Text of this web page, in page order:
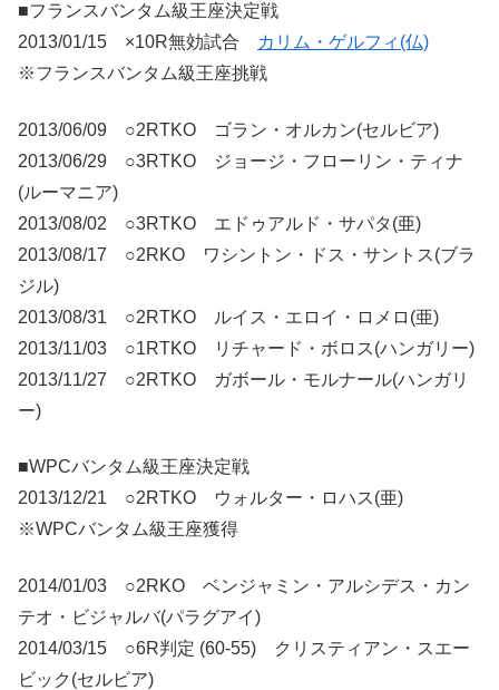
■フランスバンタム級王座決定戦
2013/01/15 ×10R無効試合
カリム・ゲルフィ(仏)
※フランスバンタム級王座挑戦
2013/06/09 ○2RTKO ゴラン・オルカン(セルビア)
2013/06/29 ○3RTKO ジョージ・フローリン・ティナ
(ルーマニア)
2013/08/02 ○3RTKO エドゥアルド・サパタ(亜)
2013/08/17 ○2RKO ワシントン・ドス・サントス(ブラ
ジル)
2013/08/31 ○2RTKO ルイス・エロイ・ロメロ(亜)
2013/11/03 ○1RTKO リチャード・ボロス(ハンガリー)
2013/11/27 ○2RTKO ガボール・モルナール(ハンガリ
ー)
■WPCバンタム級王座決定戦
2013/12/21 ○2RTKO ウォルター・ロハス(亜)
※WPCバンタム級王座獲得
2014/01/03 ○2RKO ベンジャミン・アルシデス・カン
テオ・ビジャルバ(パラグアイ)
2014/03/15 ○6R判定 (60-55) クリスティアン・スエー
ビック(セルビア)